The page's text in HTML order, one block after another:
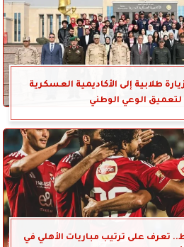
طلابية إلى الأكاديمية العسكرية
الوعي الوطني
تعرف على ترتيب مباريات الأهلي في